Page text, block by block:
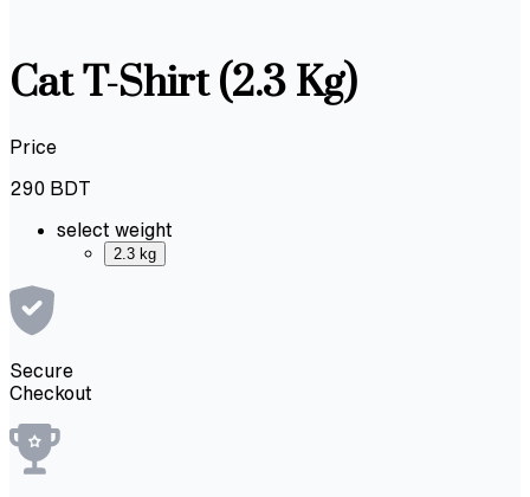
Cat T-Shirt (2.3 Kg)
Price
290 BDT
select weight
2.3 kg
Secure
Checkout